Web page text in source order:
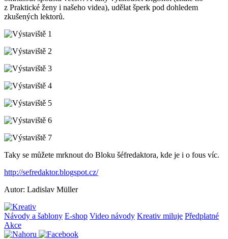
z Praktické ženy i našeho videa), udělat šperk pod dohledem
zkušených lektorů.
Taky se můžete mrknout do Bloku šéfredaktora, kde je i o fous víc.
http://sefredaktor.blogspot.cz/
Autor: Ladislav Müller
Návody a šablony E-shop Video návody Kreativ miluje Předplatné
Akce